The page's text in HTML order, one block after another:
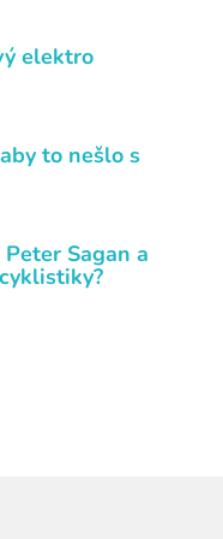
elektro
to nešlo s
Sagan a